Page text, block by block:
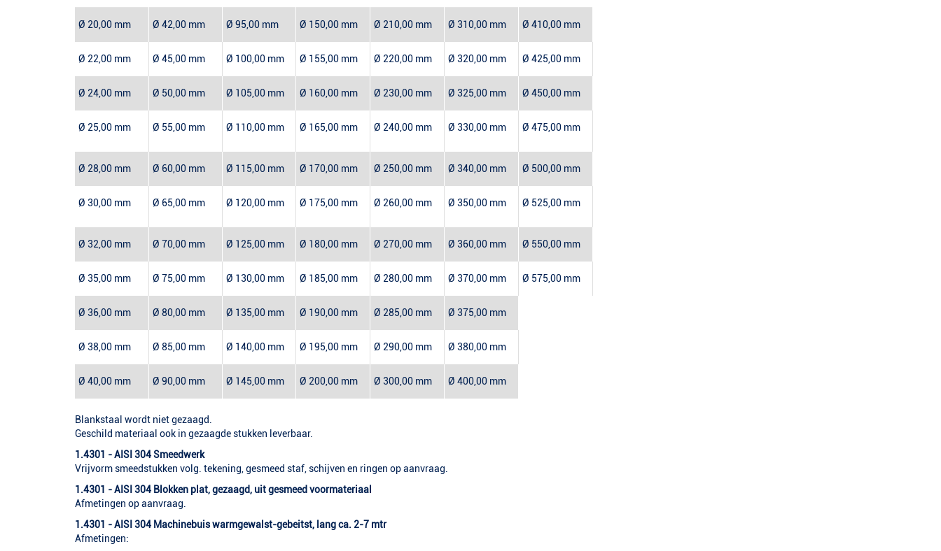
Ø 20,00 mm Ø 42,00 mm Ø 95,00 mm Ø 150,00 mm Ø 210,00 mm Ø 310,00 mm Ø 410,00 mm
Ø 22,00 mm Ø 45,00 mm Ø 100,00 mm Ø 155,00 mm Ø 220,00 mm Ø 320,00 mm Ø 425,00 mm
Ø 24,00 mm Ø 50,00 mm Ø 105,00 mm Ø 160,00 mm Ø 230,00 mm Ø 325,00 mm Ø 450,00 mm
Ø 25,00 mm Ø 55,00 mm Ø 110,00 mm Ø 165,00 mm Ø 240,00 mm Ø 330,00 mm Ø 475,00 mm
Ø 28,00 mm Ø 60,00 mm Ø 115,00 mm Ø 170,00 mm Ø 250,00 mm Ø 340,00 mm Ø 500,00 mm
Ø 30,00 mm Ø 65,00 mm Ø 120,00 mm Ø 175,00 mm Ø 260,00 mm Ø 350,00 mm Ø 525,00 mm
Ø 32,00 mm Ø 70,00 mm Ø 125,00 mm Ø 180,00 mm Ø 270,00 mm Ø 360,00 mm Ø 550,00 mm
Ø 35,00 mm Ø 75,00 mm Ø 130,00 mm Ø 185,00 mm Ø 280,00 mm Ø 370,00 mm Ø 575,00 mm
Ø 36,00 mm Ø 80,00 mm Ø 135,00 mm Ø 190,00 mm Ø 285,00 mm Ø 375,00 mm
Ø 38,00 mm Ø 85,00 mm Ø 140,00 mm Ø 195,00 mm Ø 290,00 mm Ø 380,00 mm
Ø 40,00 mm Ø 90,00 mm Ø 145,00 mm Ø 200,00 mm Ø 300,00 mm Ø 400,00 mm
Blankstaal wordt niet gezaagd.
Geschild materiaal ook in gezaagde stukken leverbaar.
1.4301 - AISI 304 Smeedwerk
Vrijvorm smeedstukken volg. tekening, gesmeed staf, schijven en ringen op aanvraag.
1.4301 - AISI 304 Blokken plat, gezaagd, uit gesmeed voormateriaal
Afmetingen op aanvraag.
1.4301 - AISI 304 Machinebuis warmgewalst-gebeitst, lang ca. 2-7 mtr
Afmetingen: